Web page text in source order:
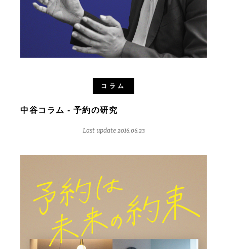
コラム
中谷コラム - 予約の研究
Last update 2016.06.23